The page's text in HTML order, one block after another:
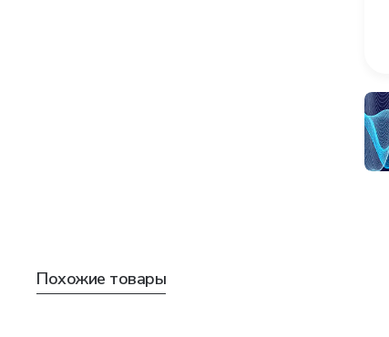
Похожие товары